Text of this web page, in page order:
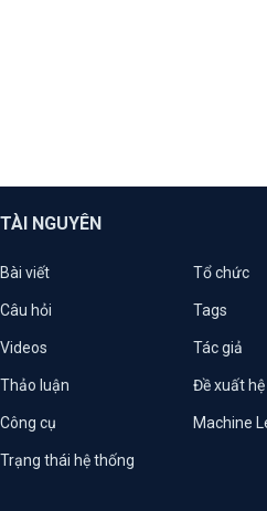
TÀI NGUYÊN
Bài viết Tổ chức
Câu hỏi Tags
Videos Tác giả
Thảo luận Đề xuất
Công cụ Machine
Trạng thái hệ thống